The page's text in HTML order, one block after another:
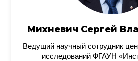
Михневич Сергей
Ведущий научный сотрудник
исследований ФГАУН